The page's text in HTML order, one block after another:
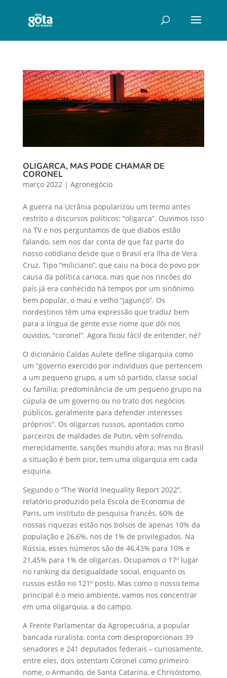
OLIGARCA, MAS PODE CHAMAR DE
CORONEL
março 2022| Agronegócio
A guerra na Ucrânia popularizou um termo antes
restrito a discursos políticos: “oligarca”. Ouvimos isso
na TV e nos perguntamos de que diabos estão
falando, sem nos dar conta de que faz parte do
nosso cotidiano desde que o Brasil era Ilha de Vera
Cruz. Tipo “miliciano”, que caiu na boca do povo por
causa da política carioca, mas que nos rincões do
país já era conhecido há tempos por um sinônimo
bem popular, o mau e velho “jagunço”. Os
nordestinos têm uma expressão que traduz bem
para a língua de gente esse nome que dói nos
ouvidos, “coronel”. Agora ficou fácil de entender, né?
O dicionário Caldas Aulete define oligarquia como
um “governo exercido por indivíduos que pertencem
a um pequeno grupo, a um só partido, classe social
ou família; predominância de um pequeno grupo na
cúpula de um governo ou no trato dos negócios
públicos, geralmente para defender interesses
próprios”. Os oligarcas russos, apontados como
parceiros de maldades de Putin, vêm sofrendo,
merecidamente, sanções mundo afora; mas no Brasil
a situação é bem pior, tem uma oligarquia em cada
esquina.
Segundo o “The World Inequality Report 2022”,
relatório produzido pela Escola de Economia de
Paris, um instituto de pesquisa francês, 60% de
nossas riquezas estão nos bolsos de apenas 10% da
população e 26,6%, nos de 1% de privilegiados. Na
Rússia, esses números são de 46,43% para 10% e
21,45% para 1% de oligarcas. Ocupamos o 17º lugar
no ranking da desigualdade social, enquanto os
russos estão no 121º posto. Mas como o nosso tema
principal é o meio ambiente, vamos nos concentrar
em uma oligarquia, a do campo.
A Frente Parlamentar da Agropecuária, a popular
bancada ruralista, conta com desproporcionais 39
senadores e 241 deputados federais – curiosamente,
entre eles, dois ostentam Coronel como primeiro
nome, o Armando, de Santa Catarina, e Chrisóstomo,